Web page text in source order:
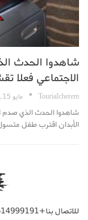
شاهدوا الحدث
الاجتماعي فعلا
TouriaIcherem مايو 15, 2018
شاهدوا الحدث الذي صدم
الأبدان اقترب طفل
للاتصال بنا+212614999191